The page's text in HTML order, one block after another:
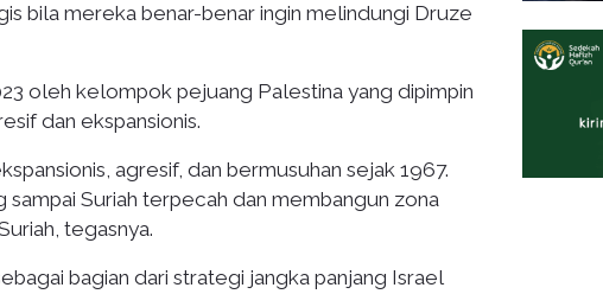
bila mereka benar-benar ingin melindungi Druze
oleh kelompok pejuang Palestina yang dipimpin
dan ekspansionis.
agresif, dan bermusuhan sejak 1967.
Suriah terpecah dan membangun zona
tegasnya.
bagian dari strategi jangka panjang Israel